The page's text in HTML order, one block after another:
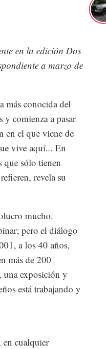
en la edición Dos
a marzo de
más conocida del
y comienza a pasar
en el que viene de
vive aquí... En
que sólo tienen
revela su
mucho.
pero el diálogo
a los 40 años,
más de 200
exposición y
está trabajando y
en cualquier